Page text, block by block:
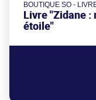
BOUTIQUE SO -
Livre "Zidane
étoile"